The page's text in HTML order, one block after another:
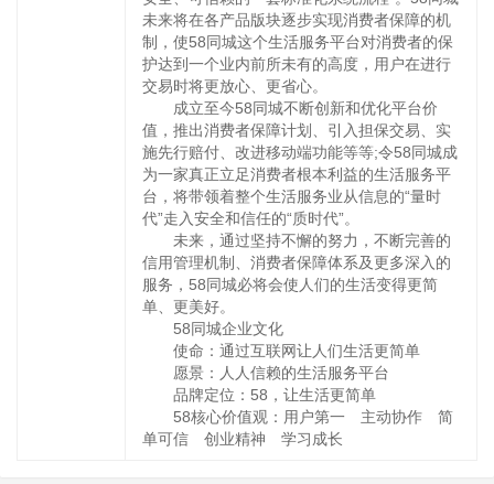
未来将在各产品版块逐步实现消费者保障的机
制，使58同城这个生活服务平台对消费者的保
护达到一个业内前所未有的高度，用户在进行
交易时将更放心、更省心。
成立至今58同城不断创新和优化平台价
值，推出消费者保障计划、引入担保交易、实
施先行赔付、改进移动端功能等等;令58同城成
为一家真正立足消费者根本利益的生活服务平
台，将带领着整个生活服务业从信息的“量时
代”走入安全和信任的“质时代”。
未来，通过坚持不懈的努力，不断完善的
信用管理机制、消费者保障体系及更多深入的
服务，58同城必将会使人们的生活变得更简
单、更美好。
58同城企业文化
使命：通过互联网让人们生活更简单
愿景：人人信赖的生活服务平台
品牌定位：58，让生活更简单
58核心价值观：用户第一 主动协作 简
单可信 创业精神 学习成长